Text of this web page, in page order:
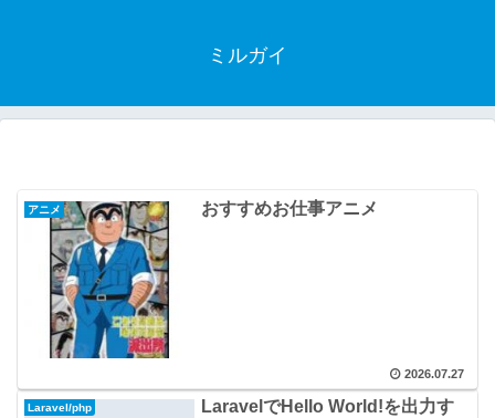
ミルガイ
アニメ おすすめお仕事アニメ
2026.07.27
Laravel/php
LaravelでHello World!を出力す